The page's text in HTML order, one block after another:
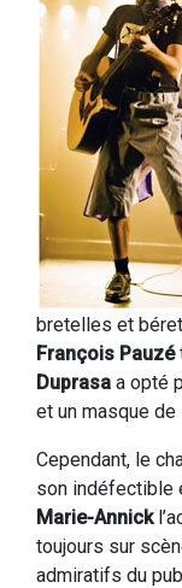
bretelles et
François Pauzé
Duprasa a opté
et un masque
Cependant, le
son indéfectible
Marie-Annick
toujours sur
admiratifs du